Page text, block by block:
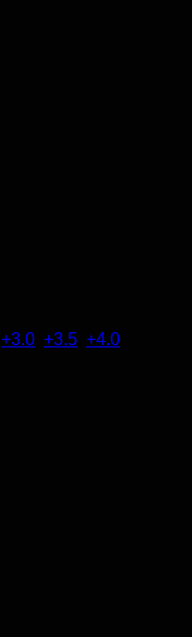
+3.0 +3.5 +4.0